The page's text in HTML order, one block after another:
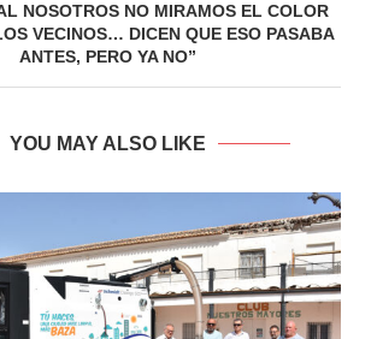
NOSOTROS NO MIRAMOS EL COLOR
VECINOS… DICEN QUE ESO PASABA
ANTES, PERO YA NO”
YOU MAY ALSO LIKE